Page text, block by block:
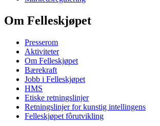
Om Felleskjøpet
Presserom
Aktiviteter
Om Felleskjøpet
Bærekraft
Jobb i Felleskjøpet
HMS
Etiske retningslinjer
Retningslinjer for kunstig intellingens
Felleskjøpet fôrutvikling